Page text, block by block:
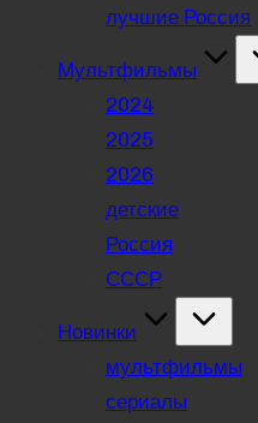
лучшие Россия
Мультфильмы
2024
2025
2026
детские
Россия
СССР
Новинки
мультфильмы
сериалы